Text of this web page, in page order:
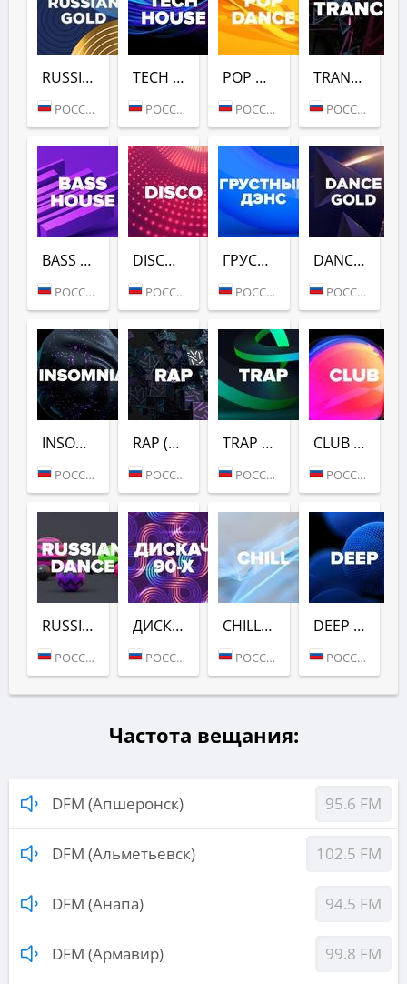
RUSSIAN GOLD (DFM)
РОССИЯ (МОСКВА)
TECH HOUSE (DFM)
РОССИЯ (МОСКВА)
POP DANCE (DFM)
РОССИЯ (МОСКВА)
TRANCE (DFM)
РОССИЯ (МОСКВА)
BASS HOUSE (DFM)
РОССИЯ (МОСКВА)
DISCO (DFM)
РОССИЯ (МОСКВА)
ГРУСТНЫЙ ДЭНС (DFM)
РОССИЯ (МОСКВА)
DANCE GOLD 1990S (DFM)
РОССИЯ (МОСКВА)
INSOMNIA (DFM)
РОССИЯ (МОСКВА)
RAP (DFM)
РОССИЯ (МОСКВА)
TRAP (DFM)
РОССИЯ (МОСКВА)
CLUB (DFM)
РОССИЯ (МОСКВА)
RUSSIAN DANCE (DFM)
РОССИЯ (МОСКВА)
ДИСКАЧ 90-Х (DFM)
РОССИЯ (МОСКВА)
CHILL (DFM)
РОССИЯ (МОСКВА)
DEEP (DFM)
РОССИЯ (МОСКВА)
Частота вещания:
DFM (Апшеронск) 95.6 FM
DFM (Альметьевск) 102.5 FM
DFM (Анапа) 94.5 FM
DFM (Армавир) 99.8 FM